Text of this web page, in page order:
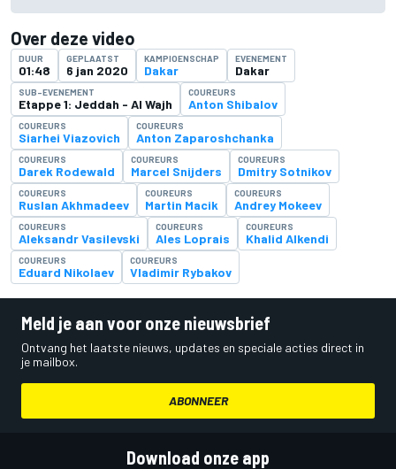
Over deze video
DUUR
01:48
GEPLAATST
6 jan 2020
KAMPIOENSCHAP
Dakar
EVENEMENT
Dakar
SUB-EVENEMENT
Etappe 1: Jeddah - Al Wajh
COUREURS
Anton Shibalov
COUREURS
Siarhei Viazovich
COUREURS
Anton Zaparoshchanka
COUREURS
Darek Rodewald
COUREURS
Marcel Snijders
COUREURS
Dmitry Sotnikov
COUREURS
Ruslan Akhmadeev
COUREURS
Martin Macik
COUREURS
Andrey Mokeev
COUREURS
Aleksandr Vasilevski
COUREURS
Ales Loprais
COUREURS
Khalid Alkendi
COUREURS
Eduard Nikolaev
COUREURS
Vladimir Rybakov
Meld je aan voor onze nieuwsbrief
Ontvang het laatste nieuws, updates en speciale acties direct in
je mailbox.
ABONNEER
Download onze app